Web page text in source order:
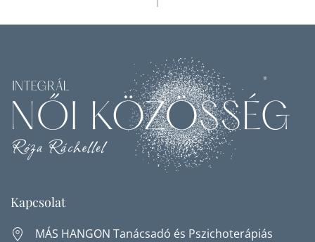
Kapcsolat
MÁS HANGON Tanácsadó és Pszichoterápiás